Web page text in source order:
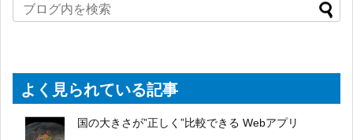
よく見られている記事
国の大きさが”正しく”比較できる Webアプリ